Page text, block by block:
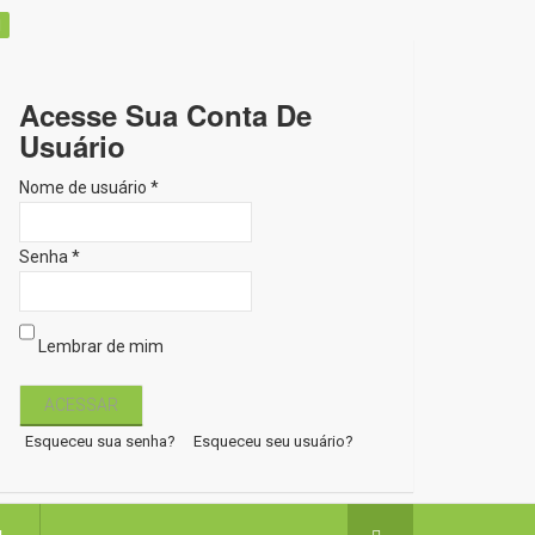
Acesse Sua Conta De
Usuário
Nome de usuário *
Senha *
Lembrar de mim
Esqueceu sua senha? Esqueceu seu usuário?